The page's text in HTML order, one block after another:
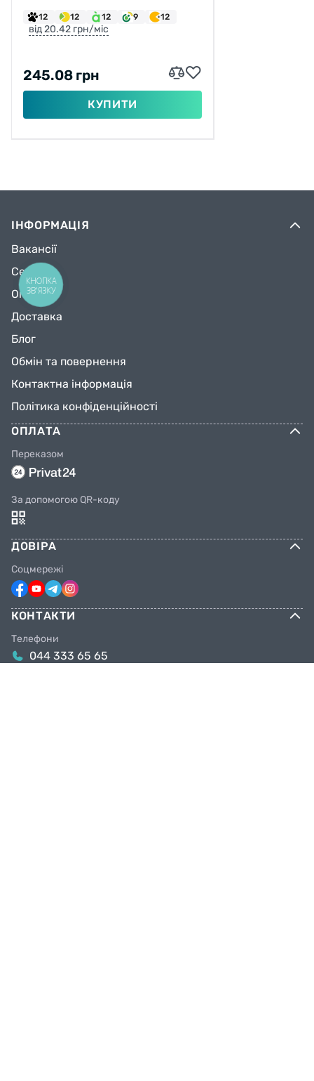
12 12 12 9 12
від 20.42 грн/міс
245.08 грн
КУПИТИ
ІНФОРМАЦІЯ
Вакансії
Сервіс
Оплата
Доставка
Блог
Обмін та повернення
Контактна інформація
Політика конфіденційності
ОПЛАТА
Переказом
За допомогою QR-коду
ДОВІРА
Соцмережі
КОНТАКТИ
Телефони
044 333 65 65
КНОПКА
ЗВ'ЯЗКУ